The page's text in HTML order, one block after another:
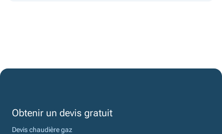
Obtenir un devis gratuit
Devis chaudière gaz